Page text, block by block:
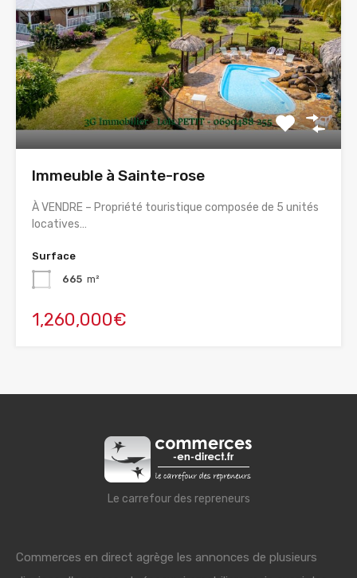
Immeuble à Sainte-rose
À VENDRE – Propriété touristique composée de 5 unités
locatives…
Surface
665 m²
1,260,000€
Le carrefour des repreneurs
Commerces en direct agrège les annonces de plusieurs